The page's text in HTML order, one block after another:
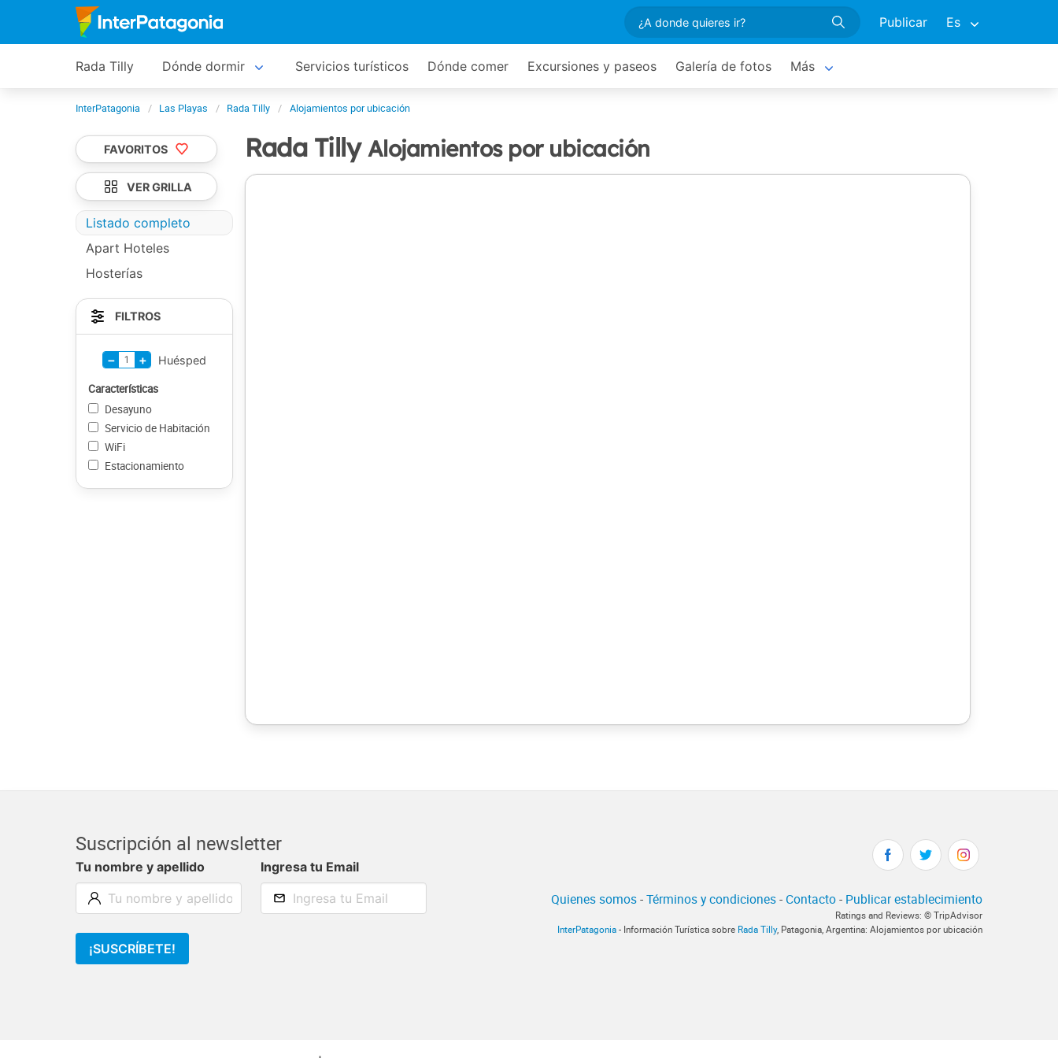
Publicar Es
Rada Tilly Dónde dormir Servicios turísticos Dónde comer Excursiones y paseos Galería de fotos Más
InterPatagonia Las Playas Rada Tilly Alojamientos por ubicación
Rada Tilly Alojamientos por ubicación
FAVORITOS
VER GRILLA
Listado completo
Apart Hoteles
Hosterías
FILTROS
− 1 + Huésped
Características
Desayuno
Servicio de Habitación
WiFi
Estacionamiento
Suscripción al newsletter
Tu nombre y apellido Ingresa tu Email
¡SUSCRÍBETE!
Quienes somos-Términos y condiciones- Contacto- Publicar establecimiento
Ratings and Reviews: © TripAdvisor
InterPatagonia - Información Turística sobre Rada Tilly, Patagonia, Argentina: Alojamientos por ubicación